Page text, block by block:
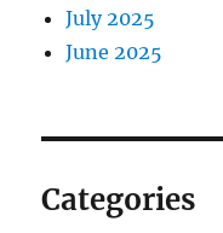
July 2025
June 2025
Categories